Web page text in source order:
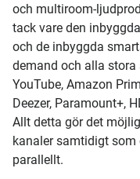
och multiroom-
tack vare den
och de inbyggda
demand och alla
YouTube, Amazon
Deezer, Paramount+,
Allt detta gör det
kanaler samtidigt
parallellt.